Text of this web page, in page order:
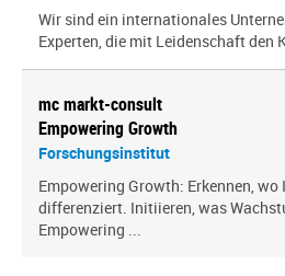
Wir sind ein inter­na­tio­nales
Experten, die mit Leidenschaft
mc markt-consult
Empowering Growth
Forschungsinstitut
Empowering Growth: Erkennen,
differenziert. Initiieren, was
Empowering ...